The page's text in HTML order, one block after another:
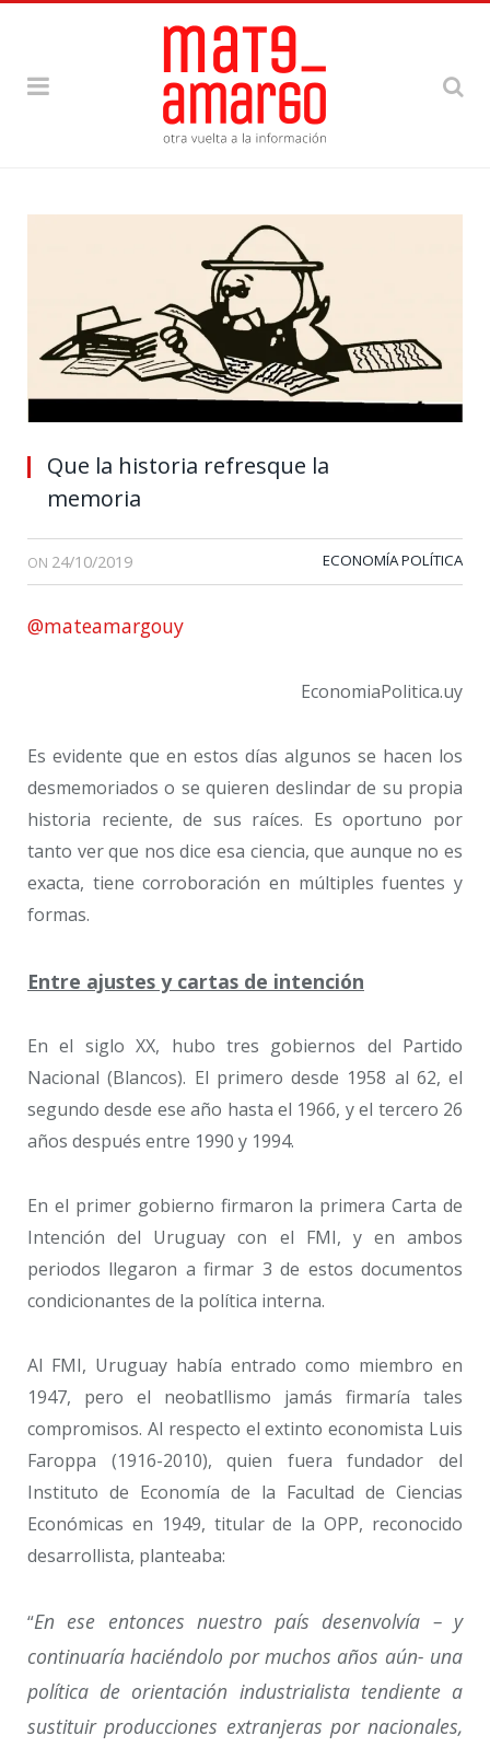
Que la historia refresque la
memoria
ON 24/10/2019 ECONOMÍA POLÍTICA
@mateamargouy
EconomiaPolitica.uy
Es evidente que en estos días algunos se hacen los
desmemoriados o se quieren deslindar de su propia
historia reciente, de sus raíces. Es oportuno por
tanto ver que nos dice esa ciencia, que aunque no es
exacta, tiene corroboración en múltiples fuentes y
formas.
Entre ajustes y cartas de intención
En el siglo XX, hubo tres gobiernos del Partido
Nacional (Blancos). El primero desde 1958 al 62, el
segundo desde ese año hasta el 1966, y el tercero 26
años después entre 1990 y 1994.
En el primer gobierno firmaron la primera Carta de
Intención del Uruguay con el FMI, y en ambos
periodos llegaron a firmar 3 de estos documentos
condicionantes de la política interna.
Al FMI, Uruguay había entrado como miembro en
1947, pero el neobatllismo jamás firmaría tales
compromisos. Al respecto el extinto economista Luis
Faroppa (1916-2010), quien fuera fundador del
Instituto de Economía de la Facultad de Ciencias
Económicas en 1949, titular de la OPP, reconocido
desarrollista, planteaba:
“En ese entonces nuestro país desenvolvía – y
continuaría haciéndolo por muchos años aún- una
política de orientación industrialista tendiente a
sustituir producciones extranjeras por nacionales,